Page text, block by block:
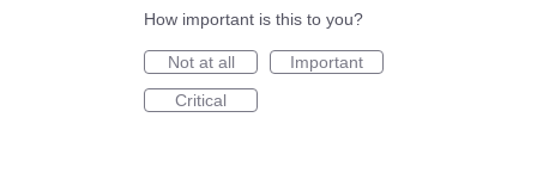
How important is this to you?
Not at all
Important
Critical